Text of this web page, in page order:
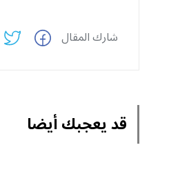
شارك المقال
قد يعجبك أيضا